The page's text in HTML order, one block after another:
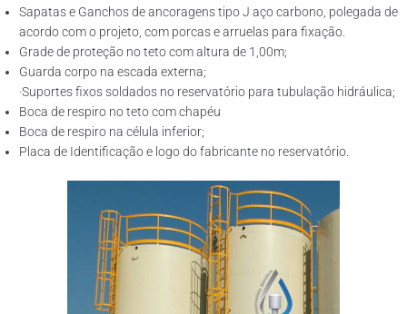
Sapatas e Ganchos de ancoragens tipo J aço carbono, polegada de
acordo com o projeto, com porcas e arruelas para fixação.
Grade de proteção no teto com altura de 1,00m;
Guarda corpo na escada externa;
·Suportes fixos soldados no reservatório para tubulação hidráulica;
Boca de respiro no teto com chapéu
Boca de respiro na célula inferior;
Placa de Identificação e logo do fabricante no reservatório.